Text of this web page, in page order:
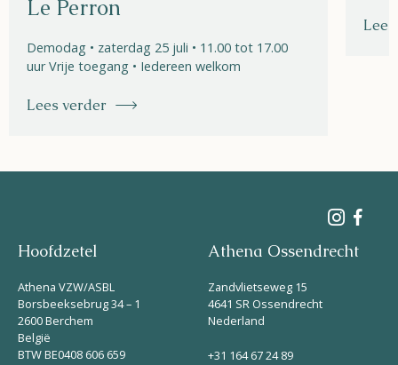
Le Perron
Demodag • zaterdag 25 juli • 11.00 tot 17.00
uur Vrije toegang • Iedereen welkom
Lees verder
Hoofdzetel
Athena VZW/ASBL
Borsbeeksebrug 34 – 1
2600 Berchem
België
BTW BE0408 606 659
Athena Ossendrecht
Zandvlietseweg 15
4641 SR Ossendrecht
Nederland
+31 164 67 24 89